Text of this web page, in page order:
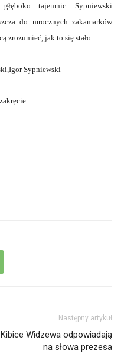
tajemnic. Sypniewski
do mrocznych zakamarków
zrozumieć, jak to się stało.
Sypniewski
Następny artykuł
Kibice Widzewa odpowiadają
na słowa prezesa